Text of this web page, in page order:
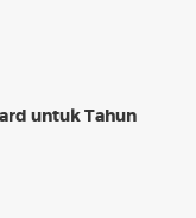
untuk Tahun